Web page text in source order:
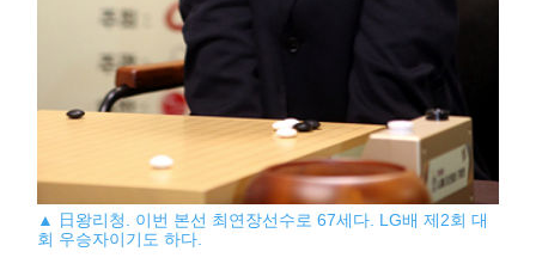
▲ 日왕리청. 이번 본선 최연장선수로 67세다. LG배 제2회 대
회 우승자이기도 하다.